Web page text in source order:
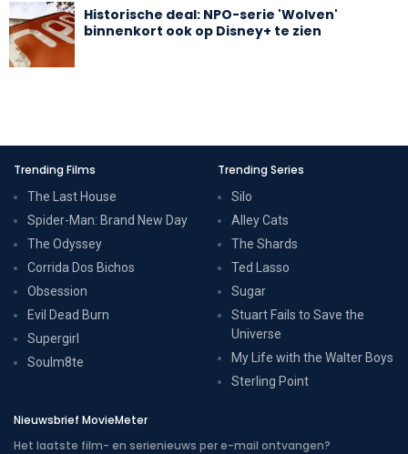
Historische deal: NPO-serie 'Wolven'
binnenkort ook op Disney+ te zien
Trending Films
The Last House
Spider-Man: Brand New Day
The Odyssey
Corrida Dos Bichos
Obsession
Evil Dead Burn
Supergirl
Soulm8te
Trending Series
Silo
Alley Cats
The Shards
Ted Lasso
Sugar
Stuart Fails to Save the
Universe
My Life with the Walter Boys
Sterling Point
Nieuwsbrief MovieMeter
Het laatste film- en serienieuws per e-mail ontvangen?